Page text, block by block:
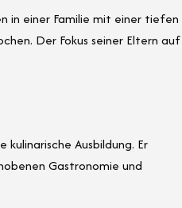
in einer Familie mit einer tiefen
Der Fokus seiner Eltern auf
kulinarische Ausbildung. Er
Gastronomie und